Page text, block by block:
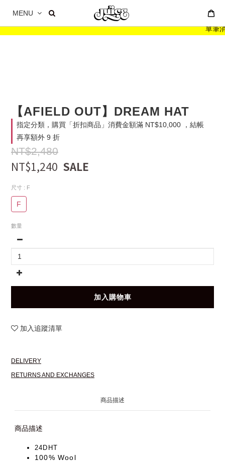
單筆消
MENU
【AFIELD OUT】DREAM HAT
指定分類，購買「折扣商品」消費金額滿 NT$10,000 ，結帳
再享額外 9 折
NT$2,480
NT$1,240
尺寸 : F
F
數量
加入購物車
加入追蹤清單
DELIVERY
RETURNS AND EXCHANGES
商品描述
商品描述
24DHT
100% Wool